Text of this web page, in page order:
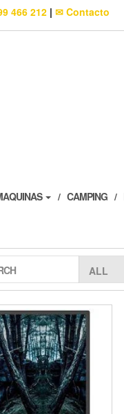
466 212 | ✉ Contacto
CAMPING